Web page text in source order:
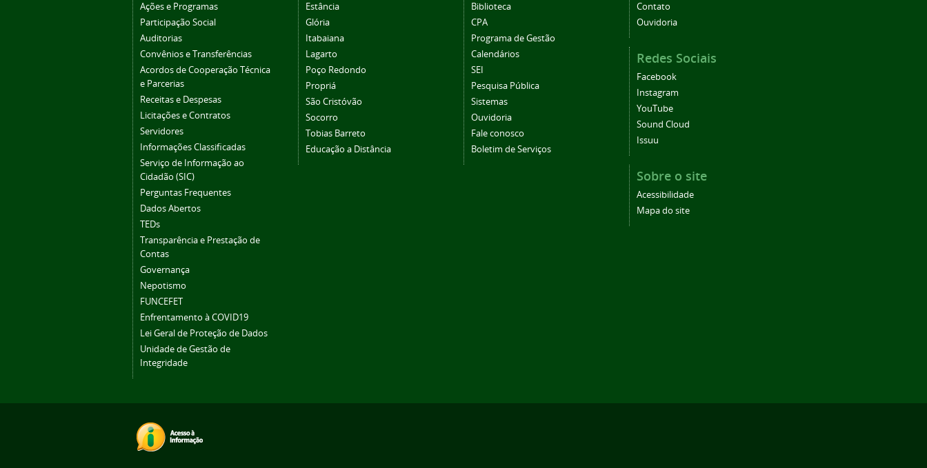
Ações e Programas
Participação Social
Auditorias
Convênios e Transferências
Acordos de Cooperação Técnica
e Parcerias
Receitas e Despesas
Licitações e Contratos
Servidores
Informações Classificadas
Serviço de Informação ao
Cidadão (SIC)
Perguntas Frequentes
Dados Abertos
TEDs
Transparência e Prestação de
Contas
Governança
Nepotismo
FUNCEFET
Enfrentamento à COVID19
Lei Geral de Proteção de Dados
Unidade de Gestão de
Integridade
Estância
Glória
Itabaiana
Lagarto
Poço Redondo
Propriá
São Cristóvão
Socorro
Tobias Barreto
Educação a Distância
Biblioteca
CPA
Programa de Gestão
Calendários
SEI
Pesquisa Pública
Sistemas
Ouvidoria
Fale conosco
Boletim de Serviços
Contato
Ouvidoria
Redes Sociais
Facebook
Instagram
YouTube
Sound Cloud
Issuu
Sobre o site
Acessibilidade
Mapa do site